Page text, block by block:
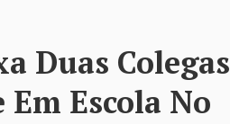
Duas Colegas
Escola No